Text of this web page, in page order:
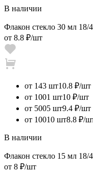
В наличии
Флакон стекло 30 мл
от 8.8 ₽/шт
от 143 шт10.8 ₽/шт
от 1001 шт10 ₽/шт
от 5005 шт9.4 ₽/шт
от 10010 шт8.8 ₽/
В наличии
Флакон стекло 15 мл
от 8 ₽/шт